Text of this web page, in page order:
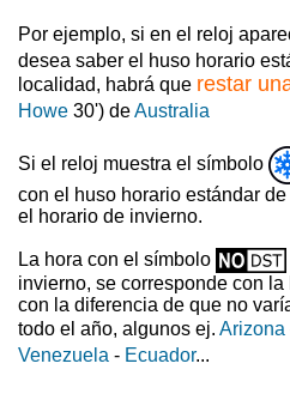
Por ejemplo, si en el reloj
desea saber el huso horario
localidad, habrá que restar
Howe 30') deAustralia
Si el reloj muestra el símbolo
con el huso horario estándar
el horario de invierno.
La hora con el símbolo
invierno, se corresponde con la
con la diferencia de que no
todo el año, algunos ej. Arizona
Venezuela - Ecuador...